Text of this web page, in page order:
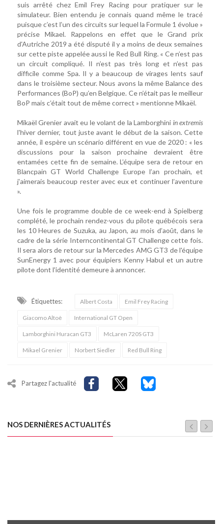
suis arrêté chez Emil Frey Racing pour pratiquer sur le
simulateur. Bien entendu je connais quand même le tracé
puisque c’est l’un des circuits sur lequel la Formule 1 évolue »
précise Mikael. Rappelons en effet que le Grand prix
d'Autriche 2019 a été disputé il y a moins de deux semaines
sur cette piste appelée aussi le Red Bull Ring. « Ce n’est pas
un circuit compliqué. Il n’est pas très long et n’est pas
difficile comme Spa. Il y a beaucoup de virages lents sauf
dans le troisième secteur. Nous avons la même Balance des
Performances (BoP) qu’en Belgique. Ce n’était pas le meilleur
BoP mais c’était tout de même correct » mentionne Mikaël.
Mikaël Grenier avait eu le volant de la Lamborghini in extremis
l'hiver dernier, tout juste avant le début de la saison. Cette
année, il espère un scénario différent en vue de 2020 : « les
discussions pour la saison prochaine devraient être
entamées cette fin de semaine. L’équipe sera de retour en
Blancpain GT World Challenge Europe l’an prochain, et
j’aimerais beaucoup rester avec eux et continuer l’aventure
».
Une fois le programme double de ce week-end à Spielberg
complété, le prochain rendez-vous du pilote québécois sera
les 10 Heures de Suzuka, au Japon, au mois d’août, dans le
cadre de la série Interncontinental GT Challenge cette fois.
Il sera alors de retour sur la Mercedes AMG GT3 de l'équipe
SunEnergy 1 avec pour équipiers Kenny Habul et un autre
pilote dont l'identité demeure à annoncer.
Étiquettes: Albert Costa Emil Frey Racing
Giacomo Altoè International GT Open
Lamborghini Huracan GT3 McLaren 720S GT3
Mikael Grenier Norbert Siedler Red Bull Ring
Partagez l'actualité
NOS DERNIÈRES ACTUALITÉS